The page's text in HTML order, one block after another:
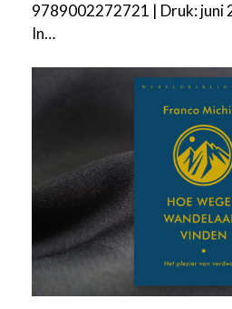
9789002272721 | Druk: juni
In…